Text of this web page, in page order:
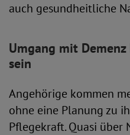
auch gesundheitliche
Umgang mit
sein
Angehörige kommen
ohne eine Planung zu
Pflegekraft. Quasi über